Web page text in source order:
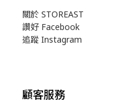
關於 STOREAST
讚好 Facebook
追蹤 Instagram
顧客服務